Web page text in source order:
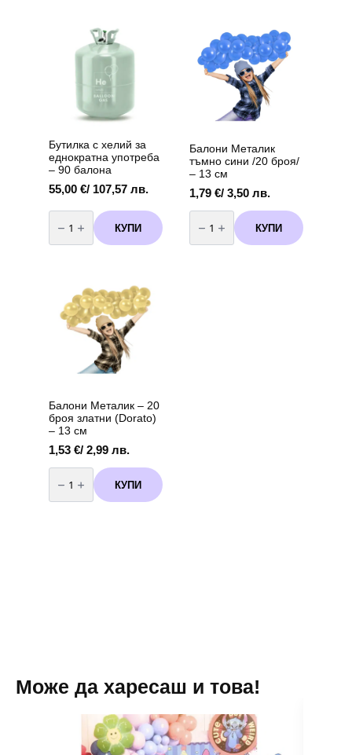
см
Бутилка с хелий за
еднократна употреба
– 90 балона
55,00 €/ 107,57 лв.
количество
за
Бутилка
с
употреба
балона
КУПИ
Балони Металик
тъмно сини /20 броя/
– 13 см
1,79 €/ 3,50 лв.
количество
за
Балони
Металик
КУПИ
Балони Металик – 20
броя златни (Dorato)
– 13 см
1,53 €/ 2,99 лв.
количество
за
Балони
Металик
КУПИ
Може да харесаш и това!